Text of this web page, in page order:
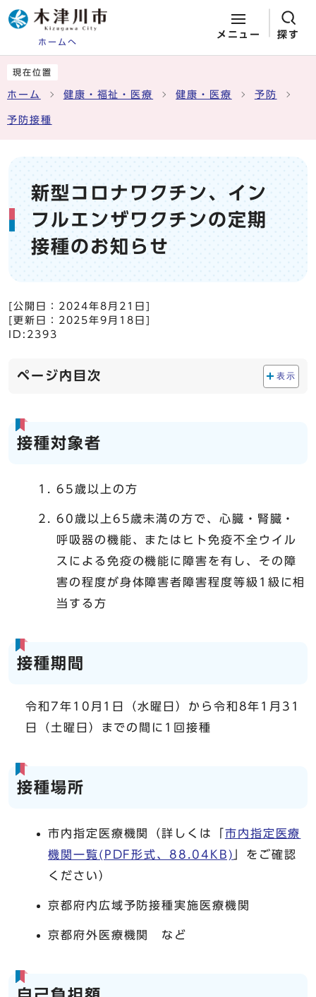
ホームへ
メニュー 探す
現在位置
ホーム 健康・福祉・医療 健康・医療 予防
予防接種
新型コロナワクチン、イン
フルエンザワクチンの定期
接種のお知らせ
[公開日： 2024年8月21日
[更新日： 2025年9月18日
ID:2393
ページ内目次 表示
接種対象者
65歳以上の方
60歳以上65歳未満の方で、心臓・腎臓・
呼吸器の機能、またはヒト免疫不全ウイル
スによる免疫の機能に障害を有し、その障
害の程度が身体障害者障害程度等級1級に相
当する方
接種期間​
令和7年10月1日（水曜日）から令和8年1月31
日（土曜日）までの間に1回接種
接種場所
市内指定医療機関（詳しくは「 市内指定医療
機関一覧(PDF形式、88.04KB)
」をご確認
ください）
京都府内広域予防接種実施医療機関
京都府外医療機関 など